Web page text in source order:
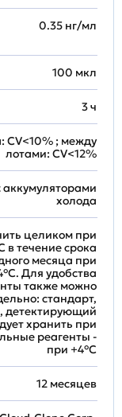
0.35 нг/мл
100 мкл
3 ч
CV<10% ; между
лотами: CV<12%
аккумуляторами
холода
целиком при
в течение срока
месяца при
Для удобства
также можно
стандарт,
детектирующий
хранить при
реагенты -
при +4°С
12 месяцев